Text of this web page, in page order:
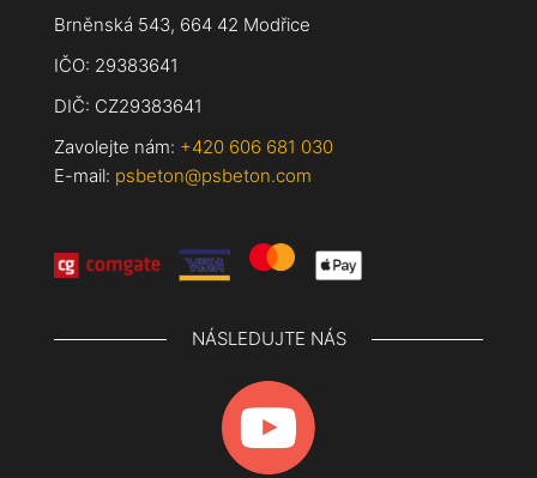
Brněnská 543, 664 42 Modřice
IČO: 29383641
DIČ: CZ29383641
Zavolejte nám: +420 606 681 030
E-mail: psbeton@psbeton.com
NÁSLEDUJTE NÁS